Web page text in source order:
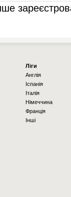
Ліги
Англія
Іспанія
Італія
Німеччина
Франція
Інші